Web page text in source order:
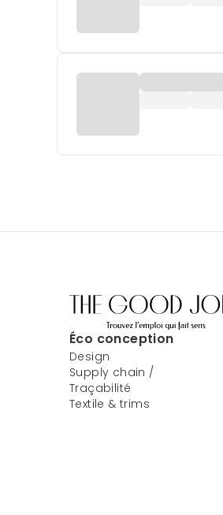
Éco conception
Design
Supply chain /
Traçabilité
Textile & trims